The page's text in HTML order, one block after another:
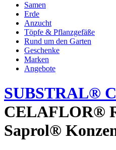
Samen
Erde
Anzucht
Töpfe & Pflanzgefäße
Rund um den Garten
Geschenke
Marken
Angebote
SUBSTRAL®
CELAFLOR®
Saprol®